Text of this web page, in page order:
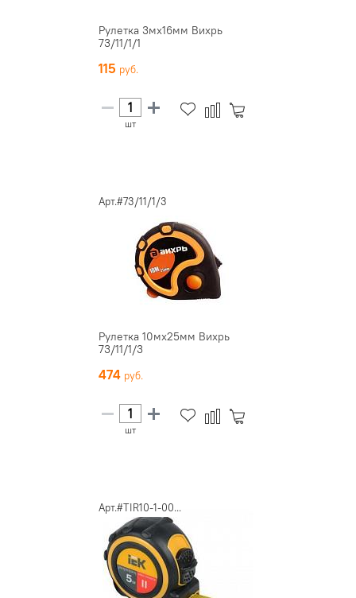
Рулетка 3мх16мм Вихрь
73/11/1/1
115
шт
Арт.#73/11/1/3
Рулетка 10мх25мм Вихрь
73/11/1/3
474
шт
Арт.#TIR10-1-00...